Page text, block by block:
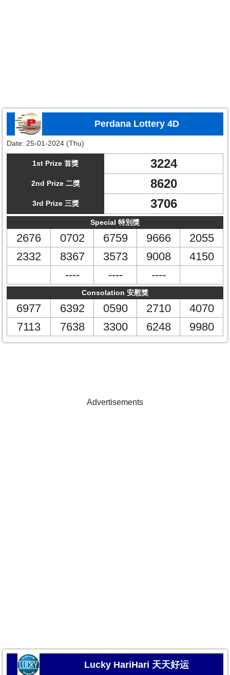
Perdana Lottery 4D
Date: 25-01-2024 (Thu)
1st Prize 首獎 3224
2nd Prize 二獎 8620
3rd Prize 三獎 3706
Special 特別獎
2676 0702 6759 9666
2055
2332
8367 3573 9008
4150
----
---- ----
Consolation 安慰獎
6977 6392 0590 2710
4070
7113
7638 3300 6248 9980
Advertisements
Lucky HariHari 天天好运